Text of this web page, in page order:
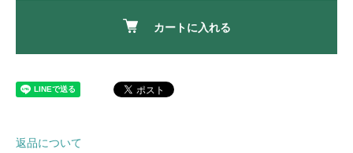
カートに入れる
返品について